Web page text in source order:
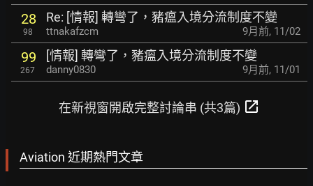
28
98
Re: [情報] 轉彎了，豬瘟入境分流制度不變
ttnakafzcm 9月前, 11/02
99
267
[情報] 轉彎了，豬瘟入境分流制度不變
danny0830 9月前, 11/01
在新視窗開啟完整討論串 (共3篇) open_in_new
Aviation 近期熱門文章